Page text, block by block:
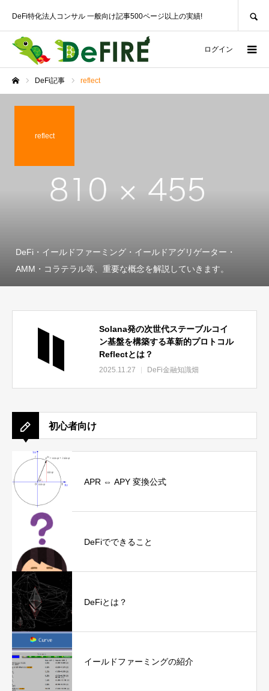
DeFi特化法人コンサル 一般向け記事500ページ以上の実績!
ログイン
DeFi記事 reflect
reflect
DeFi・イールドファーミング・イールドアグリゲーター・
AMM・コラテラル等、重要な概念を解説していきます。
Solana発の次世代ステーブルコイ
ン基盤を構築する革新的プロトコル
Reflectとは？
2025.11.27 DeFi金融知識畑
初心者向け
APR ⇔ APY 変換公式
DeFiでできること
DeFiとは？
イールドファーミングの紹介